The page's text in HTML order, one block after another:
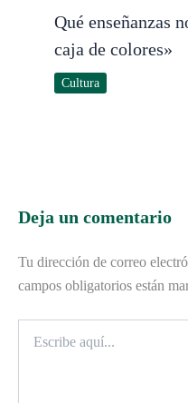
Qué enseñanzas
caja de colores»
Cultura
Deja un comentario
Tu dirección de correo
campos obligatorios están
aquí...